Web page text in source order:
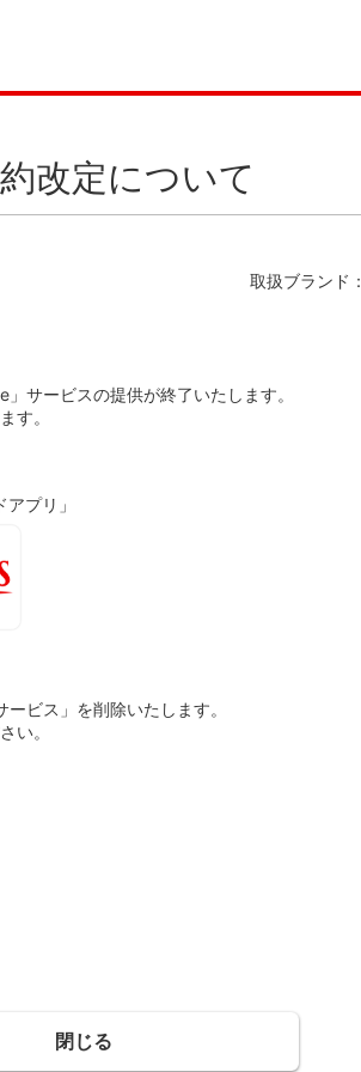
改定について
取扱ブランド：
サービスの提供が終了いたします。
す。
プリ」
ビス」を削除いたします。
い。
閉じる